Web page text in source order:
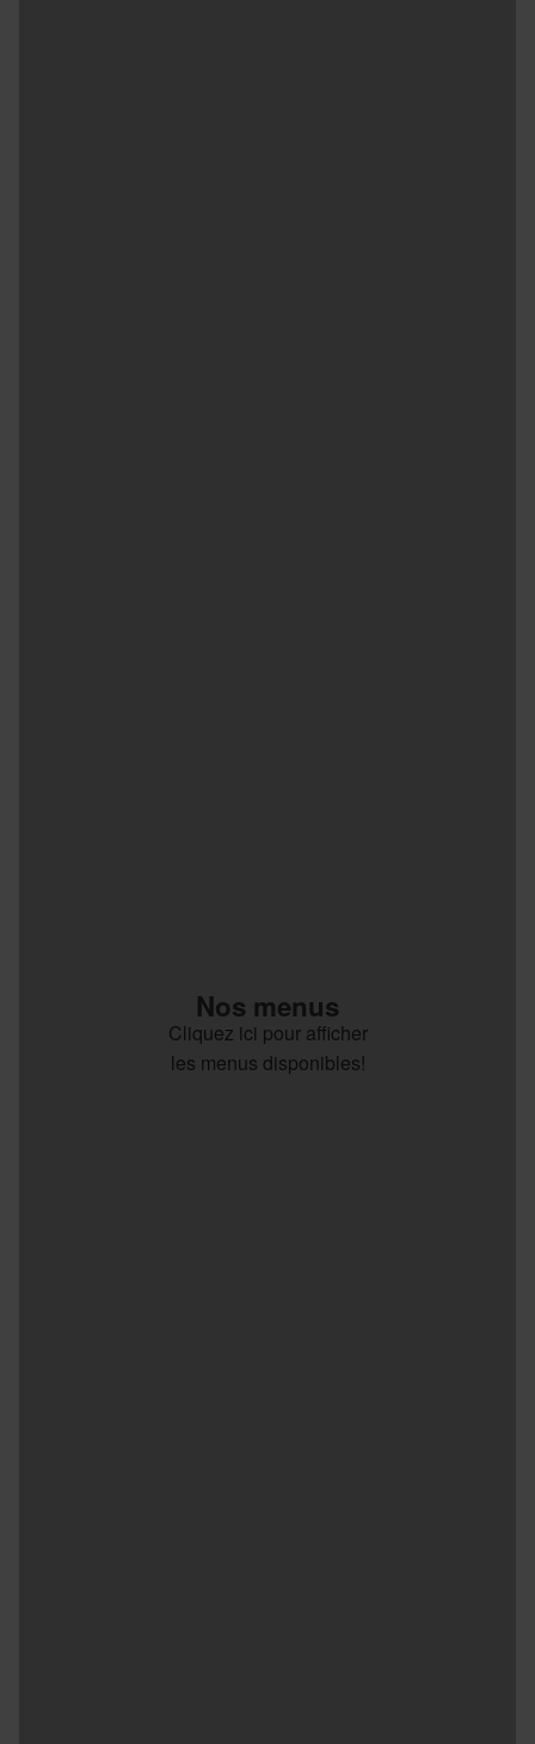
Nos menus
Cliquez ici pour afficher
les menus disponibles!